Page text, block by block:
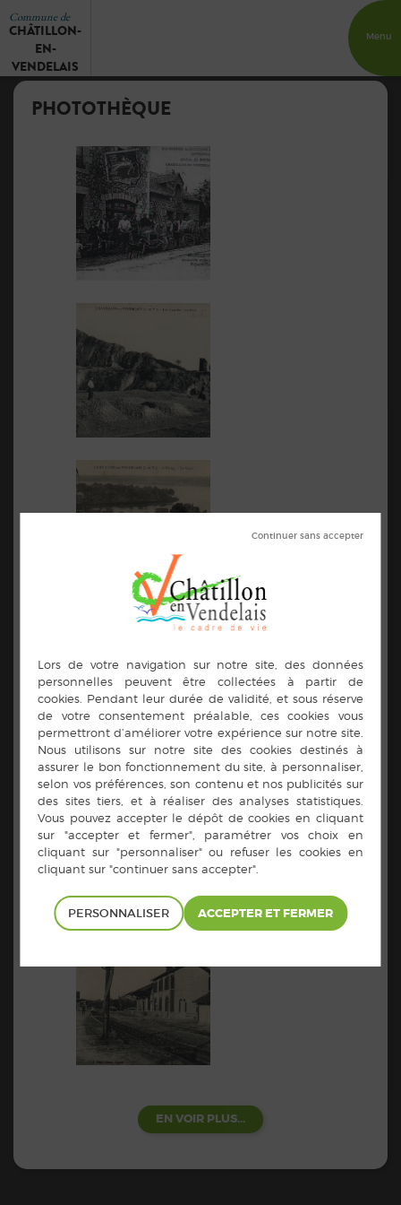
Commune de
CHÂTILLON-
EN-
VENDELAIS
Menu
PHOTOTHÈQUE
EN VOIR PLUS...
PERSONNALISER